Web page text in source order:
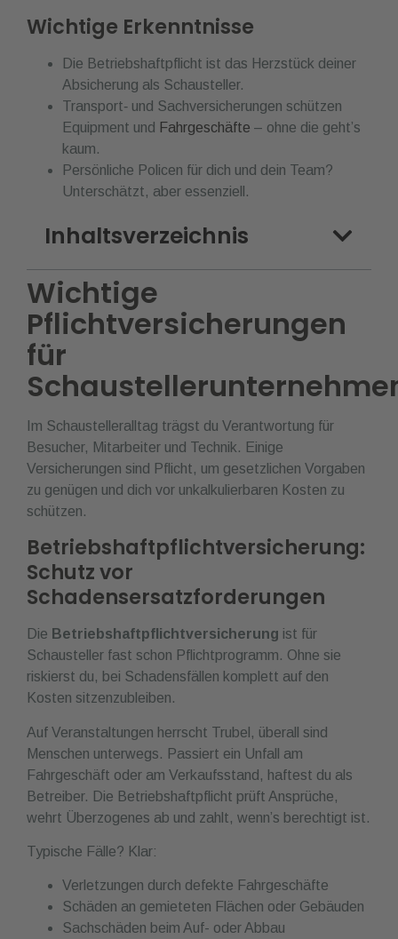
Wichtige Erkenntnisse
Die Betriebshaftpflicht ist das Herzstück deiner
Absicherung als Schausteller.
Transport‑ und Sachversicherungen schützen
Equipment und Fahrgeschäfte – ohne die geht’s
kaum.
Persönliche Policen für dich und dein Team?
Unterschätzt, aber essenziell.
Inhaltsverzeichnis
Wichtige
Pflichtversicherungen
für
Im Schaustelleralltag trägst du Verantwortung für
Besucher, Mitarbeiter und Technik. Einige
Versicherungen sind Pflicht, um gesetzlichen Vorgaben
zu genügen und dich vor unkalkulierbaren Kosten zu
schützen.
Betriebshaftpflichtversicherung:
Schutz vor
Schadensersatzforderungen
Die Betriebshaftpflichtversicherung ist für
Schausteller fast schon Pflichtprogramm. Ohne sie
riskierst du, bei Schadensfällen komplett auf den
Kosten sitzenzubleiben.
Auf Veranstaltungen herrscht Trubel, überall sind
Menschen unterwegs. Passiert ein Unfall am
Fahrgeschäft oder am Verkaufsstand, haftest du als
Betreiber. Die Betriebshaftpflicht prüft Ansprüche,
wehrt Überzogenes ab und zahlt, wenn’s berechtigt ist.
Typische Fälle? Klar:
Verletzungen durch defekte Fahrgeschäfte
Schäden an gemieteten Flächen oder Gebäuden
Sachschäden beim Auf- oder Abbau